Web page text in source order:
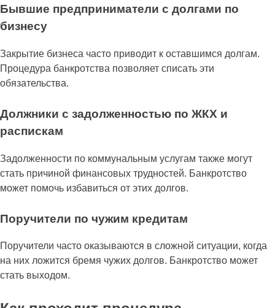
Бывшие предприниматели с долгами по
бизнесу
Закрытие бизнеса часто приводит к оставшимся долгам.
Процедура банкротства позволяет списать эти
обязательства.
Должники с задолженностью по ЖКХ и
распискам
Задолженности по коммунальным услугам также могут
стать причиной финансовых трудностей. Банкротство
может помочь избавиться от этих долгов.
Поручители по чужим кредитам
Поручители часто оказываются в сложной ситуации, когда
на них ложится бремя чужих долгов. Банкротство может
стать выходом.